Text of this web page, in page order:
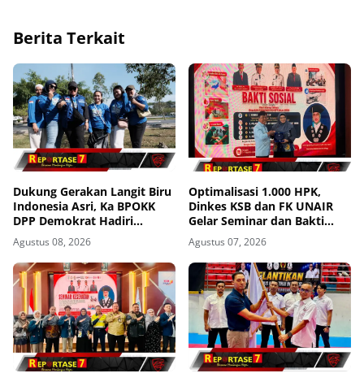
Berita Terkait
Dukung Gerakan Langit Biru
Indonesia Asri, Ka BPOKK
DPP Demokrat Hadiri
Kegiatan di Loteng
Agustus 08, 2026
Optimalisasi 1.000 HPK,
Dinkes KSB dan FK UNAIR
Gelar Seminar dan Bakti
Sosial
Agustus 07, 2026